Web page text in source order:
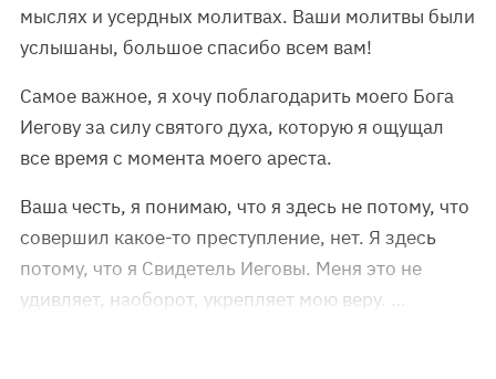
мыслях и усердных молитвах. Ваши молитвы были
услышаны, большое спасибо всем вам!
Самое важное, я хочу поблагодарить моего Бога
Иегову за силу святого духа, которую я ощущал
все время с момента моего ареста.
Ваша честь, я понимаю, что я здесь не потому, что
совершил какое-то преступление, нет. Я здесь
потому, что я Свидетель Иеговы. Меня это не
удивляет, наоборот, укрепляет мою веру. …